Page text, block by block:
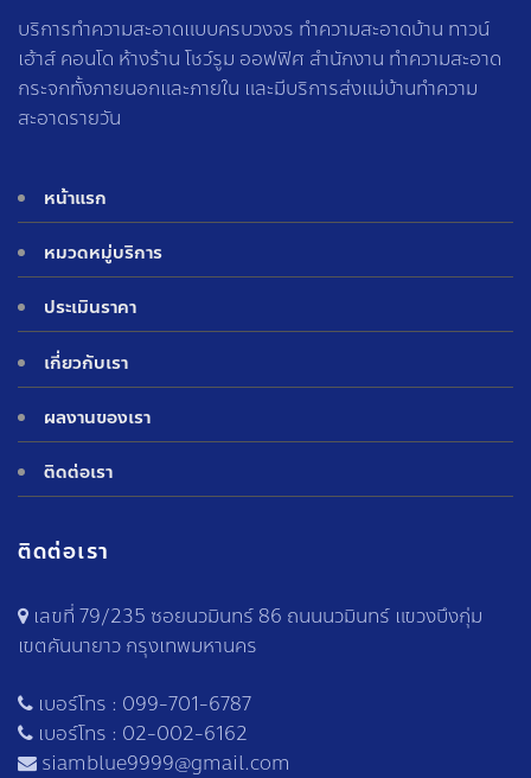
บริการทำความสะอาดแบบครบวงจร ทำความสะอาดบ้าน ทาวน์
เฮ้าส์ คอนโด ห้างร้าน โชว์รูม ออฟฟิศ สำนักงาน ทำความสะอาด
กระจกทั้งภายนอกและภายใน และมีบริการส่งแม่บ้านทำความ
สะอาดรายวัน
หน้าแรก
หมวดหมู่บริการ
ประเมินราคา
เกี่ยวกับเรา
ผลงานของเรา
ติดต่อเรา
ติดต่อเรา
เลขที่ 79/235 ซอยนวมินทร์ 86 ถนนนวมินทร์ แขวงบึงกุ่ม
เขตคันนายาว กรุงเทพมหานคร
เบอร์โทร : 099-701-6787
เบอร์โทร : 02-002-6162
siamblue9999@gmail.com